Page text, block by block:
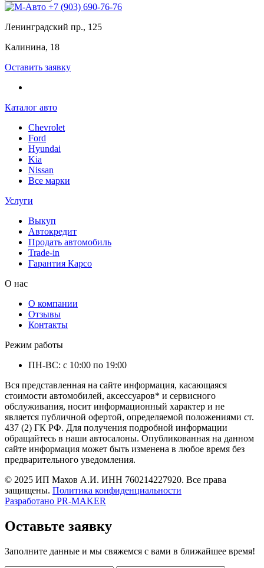
+7 (903) 690-76-76
Ленинградский пр., 125
Калинина, 18
Оставить заявку
Каталог авто
Chevrolet
Ford
Hyundai
Kia
Nissan
Все марки
Услуги
Выкуп
Автокредит
Продать автомобиль
Trade-in
Гарантия Карсо
О нас
О компании
Отзывы
Контакты
Режим работы
ПН-ВС: с 10:00 по 19:00
Вся представленная на сайте информация, касающаяся
стоимости автомобилей, аксессуаров* и сервисного
обслуживания, носит информационный характер и не
является публичной офертой, определяемой положениями ст.
437 (2) ГК РФ. Для получения подробной информации
обращайтесь в наши автосалоны. Опубликованная на данном
сайте информация может быть изменена в любое время без
предварительного уведомления.
© 2025 ИП Махов А.И. ИНН 760214227920. Все права
защищены. Политика конфиденциальности
Разработано PR-MAKER
Оставьте заявку
Заполните данные и мы свяжемся с вами в ближайшее время!